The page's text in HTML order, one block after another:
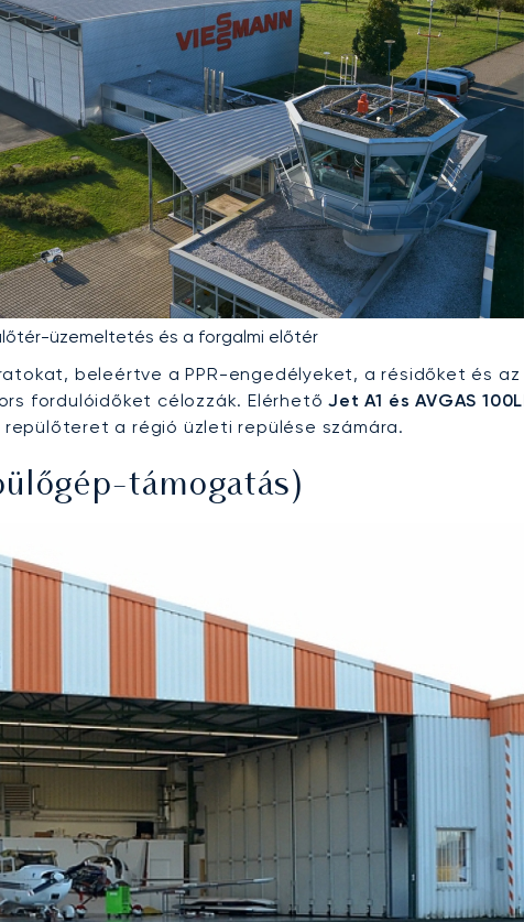
üzemeltetés és a forgalmi előtér
beleértve a PPR-engedélyeket, a résidőket és
fordulóidőket célozzák. ElérhetőJet A1 és AVGAS
a régió üzleti repülése számára.
támogatás)